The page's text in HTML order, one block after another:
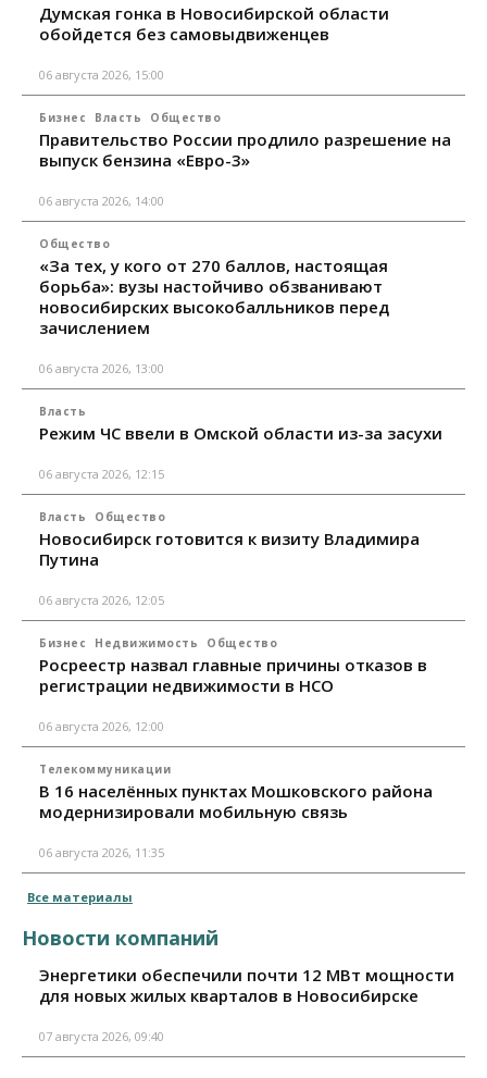
Думская гонка в Новосибирской области
обойдется без самовыдвиженцев
06 августа 2026, 15:00
Бизнес Власть Общество
Правительство России продлило разрешение на
выпуск бензина «Евро-3»
06 августа 2026, 14:00
Общество
«За тех, у кого от 270 баллов, настоящая
борьба»: вузы настойчиво обзванивают
новосибирских высокобалльников перед
зачислением
06 августа 2026, 13:00
Власть
Режим ЧС ввели в Омской области из-за засухи
06 августа 2026, 12:15
Власть Общество
Новосибирск готовится к визиту Владимира
Путина
06 августа 2026, 12:05
Бизнес Недвижимость Общество
Росреестр назвал главные причины отказов в
регистрации недвижимости в НСО
06 августа 2026, 12:00
Телекоммуникации
В 16 населённых пунктах Мошковского района
модернизировали мобильную связь
06 августа 2026, 11:35
Все материалы
Новости компаний
Энергетики обеспечили почти 12 МВт мощности
для новых жилых кварталов в Новосибирске
07 августа 2026, 09:40